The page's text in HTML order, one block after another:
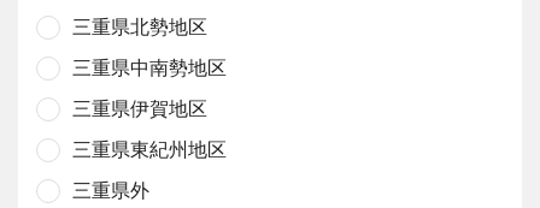
三重県北勢地区
三重県中南勢地区
三重県伊賀地区
三重県東紀州地区
三重県外